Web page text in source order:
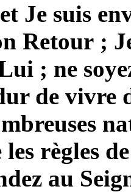
Je suis
Retour ;
; ne
de vivre
les règles
au